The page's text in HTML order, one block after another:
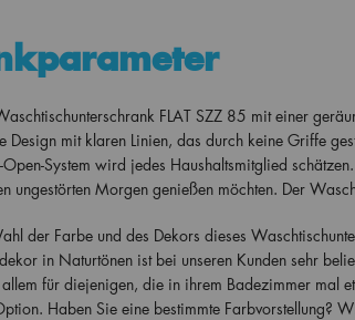
FLAT SZZ 85 mit einer
Design mit klaren Linien, das durch keine Griffe
Open-System wird jedes Haushaltsmitglied
ungestörten Morgen genießen möchten. Der
der Farbe und des Dekors dieses
in Naturtönen ist bei unseren Kunden sehr
für diejenigen, die in ihrem Badezimmer mal
Haben Sie eine bestimmte Farbvorstellung?